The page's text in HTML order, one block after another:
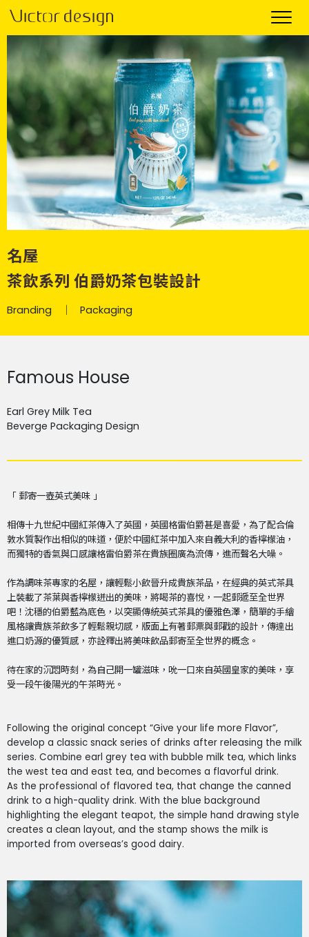
名屋
茶飲系列 伯爵奶茶包裝設計
Branding Packaging
Famous House
Earl Grey Milk Tea
Beverge Packaging Design
「 郵寄一壺英式美味 」
相傳十九世紀中國紅茶傳入了英國，英國格雷伯爵甚是喜愛，為了配合倫
敦水質製作出相似的味道，便於中國紅茶中加入來自義大利的香檸檬油，
而獨特的香氣與口感讓格雷伯爵茶在貴族圈廣為流傳，進而聲名大噪。
作為調味茶專家的名屋，讓輕鬆小飲晉升成貴族茶品，在經典的英式茶具
上裝載了茶葉與香檸檬迸出的美味，將喝茶的喜悅，一起郵遞至全世界
吧！ 沈穩的伯爵藍為底色，以突顯傳統英式茶具的優雅色澤，簡單的手繪
風格讓貴族茶飲多了輕鬆親切感，版面上有著郵票與郵戳的設計，傳達出
進口奶源的優質感，亦詮釋出將美味飲品郵寄至全世界的概念。
待在家的沉悶時刻，為自己開一罐滋味，吮一口來自英國皇家的美味，享
受一段午後陽光的午茶時光。
Following the original concept “Give your life more Flavor”,
develop a classic snack series of drinks after releasing the milk
series. Combine earl grey tea with bubble milk tea, which links
the west tea and east tea, and becomes a flavorful drink.
As the professional of flavored tea, that change the canned
drink to a high-quality drink. With the blue background
highlighting the elegant teapot, the simple hand drawing style
creates a clean layout, and the stamp shows the milk is
imported from overseas’s good dairy.